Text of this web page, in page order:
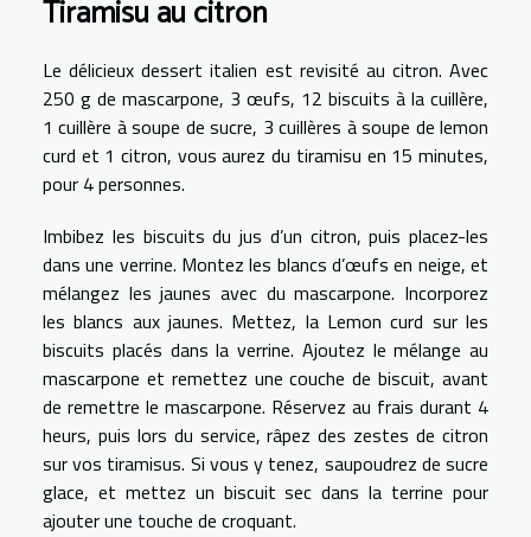
Tiramisu au citron
Le délicieux dessert italien est revisité au citron. Avec
250 g de mascarpone, 3 œufs, 12 biscuits à la cuillère,
1 cuillère à soupe de sucre, 3 cuillères à soupe de lemon
curd et 1 citron, vous aurez du tiramisu en 15 minutes,
pour 4 personnes.
Imbibez les biscuits du jus d’un citron, puis placez-les
dans une verrine. Montez les blancs d’œufs en neige, et
mélangez les jaunes avec du mascarpone. Incorporez
les blancs aux jaunes. Mettez, la Lemon curd sur les
biscuits placés dans la verrine. Ajoutez le mélange au
mascarpone et remettez une couche de biscuit, avant
de remettre le mascarpone. Réservez au frais durant 4
heurs, puis lors du service, râpez des zestes de citron
sur vos tiramisus. Si vous y tenez, saupoudrez de sucre
glace, et mettez un biscuit sec dans la terrine pour
ajouter une touche de croquant.